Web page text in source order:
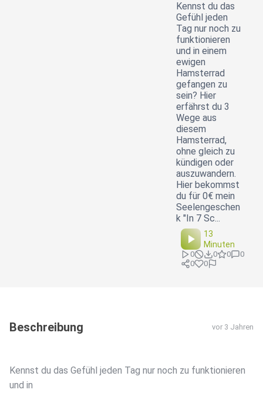
Kennst du das
Gefühl jeden
Tag nur noch zu
funktionieren
und in einem
ewigen
Hamsterrad
gefangen zu
sein? Hier
erfährst du 3
Wege aus
diesem
Hamsterrad,
ohne gleich zu
kündigen oder
auszuwandern.
Hier bekommst
du für 0€ mein
Seelengeschen
k "In 7 Sc...
13
Minuten
0 0 0
0
0
0
Beschreibung vor 3 Jahren
Kennst du das Gefühl jeden Tag nur noch zu funktionieren
und in